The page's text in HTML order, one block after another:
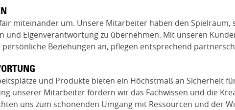
miteinander um. Unsere Mitarbeiter haben den Spielraum,
und Eigenverantwortung zu übernehmen. Mit unseren
persönliche Beziehungen an, pflegen entsprechend
und Produkte bieten ein Höchstmaß an Sicherheit
unserer Mitarbeiter fördern wir das Fachwissen und die
uns zum schonenden Umgang mit Ressourcen und der